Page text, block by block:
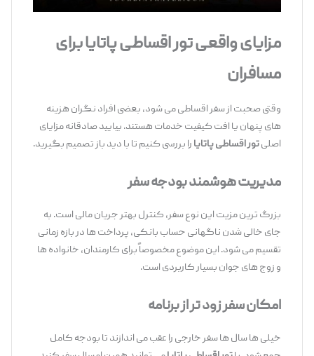
مزایای واقعی تور اقساطی پاتایا برای
مسافران
وقتی صحبت از سفر اقساطی می‌ شود، بعضی افراد نگران هزینه‌
های پنهان یا افت کیفیت خدمات هستند. بیایید صادقانه مزایای
تور اقساطی پاتایارا بررسی کنیم تا با دید باز تصمیم بگیرید.
مدیریت هوشمند بودجه سفر
بزرگ ‌ترین مزیت این نوع سفر، کنترل بهتر جریان مالی است. به
جای خالی شدن ناگهانی حساب بانکی، پرداخت‌ ها در بازه زمانی
تقسیم می‌ شود. این موضوع مخصوصاً برای کارمندان، خانواده ‌ها
و زوج ‌های جوان بسیار کاربردی است.
امکان سفر زود تر از برنامه
خیلی ‌ها سال ‌ها سفر خارجی را عقب می ‌اندازند تا بودجه کامل